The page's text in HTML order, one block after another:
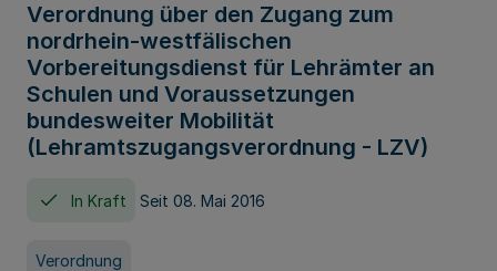
Verordnung über den Zugang zum
nordrhein-westfälischen
Vorbereitungsdienst für Lehrämter an
Schulen und Voraussetzungen
bundesweiter Mobilität
(Lehramtszugangsverordnung - LZV)
In Kraft Seit 08. Mai 2016
Verordnung